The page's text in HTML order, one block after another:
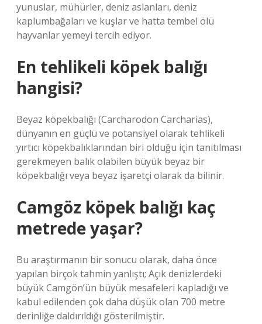
yunuslar, mühürler, deniz aslanları, deniz
kaplumbağaları ve kuşlar ve hatta tembel ölü
hayvanlar yemeyi tercih ediyor.
En tehlikeli köpek balığı
hangisi?
Beyaz köpekbalığı (Carcharodon Carcharias),
dünyanın en güçlü ve potansiyel olarak tehlikeli
yırtıcı köpekbalıklarından biri olduğu için tanıtılması
gerekmeyen balık olabilen büyük beyaz bir
köpekbalığı veya beyaz işaretçi olarak da bilinir.
Camgöz köpek balığı kaç
metrede yaşar?
Bu araştırmanın bir sonucu olarak, daha önce
yapılan birçok tahmin yanlıştı; Açık denizlerdeki
büyük Camgön’ün büyük mesafeleri kapladığı ve
kabul edilenden çok daha düşük olan 700 metre
derinliğe daldırıldığı gösterilmiştir.